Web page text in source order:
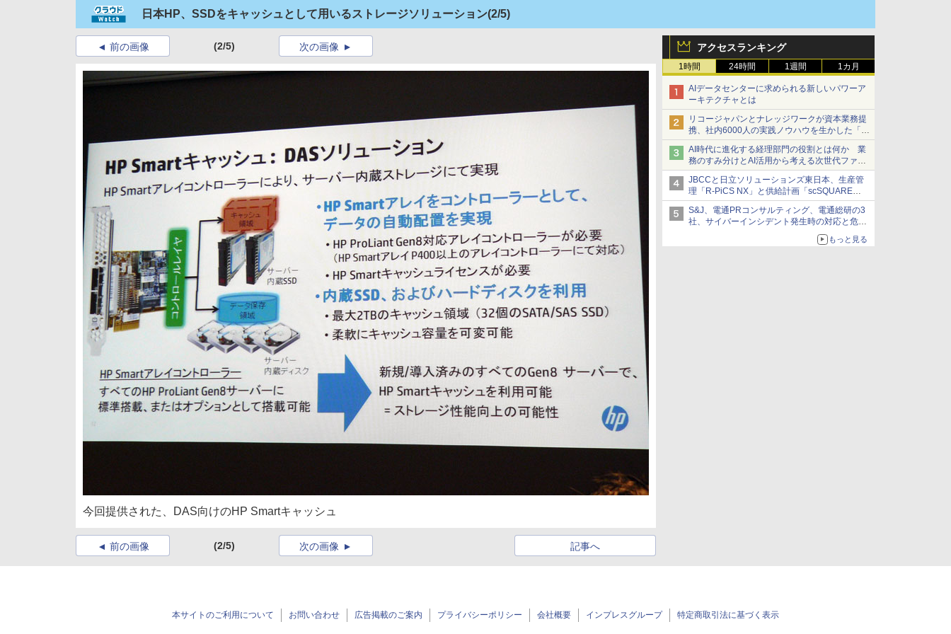
日本HP、SSDをキャッシュとして用いるストレージソリューション(2/5)
アクセスランキング
1時間 24時間 1週間 1カ月
AIデータセンターに求められる新しいパワーア
ーキテクチャとは
リコージャパンとナレッジワークが資本業務提
携、社内6000人の実践ノウハウを生かした「AI
商談記録 for RICOH」を展開へ
AI時代に進化する経理部門の役割とは何か 業
務のすみ分けとAI活用から考える次世代ファイ
ナンス戦略
JBCCと日立ソリューションズ東日本、生産管
理「R-PiCS NX」と供給計画「scSQUARE
ISP」の連携サービスを提供開始
S&J、電通PRコンサルティング、電通総研の3
社、サイバーインシデント発生時の対応と危機
管理広報を一体的に訓練するプログラムを提供
もっと見る
前の画像 (2/5) 次の画像
今回提供された、DAS向けのHP Smartキャッシュ
前の画像 (2/5) 記事へ
次の画像
本サイトのご利用について お問い合わせ 広告掲載のご案内 プライバシーポリシー 会社概要 インプレスグループ 特定商取引法に基づく表示